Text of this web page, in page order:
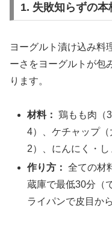
1. 失敗知らずの
ヨーグルト漬け込み料
ーさをヨーグルトが包
ります。
材料： 鶏もも肉（
4）、ケチャップ
2）、にんにく・し
作り方： 全ての材
蔵庫で最低30分（
ライパンで皮目か